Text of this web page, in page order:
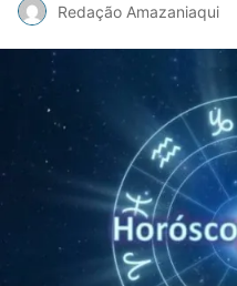
Redação Amazaniaqui